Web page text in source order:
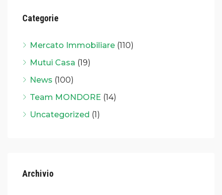
Categorie
Mercato Immobiliare (110)
Mutui Casa (19)
News (100)
Team MONDORE (14)
Uncategorized (1)
Archivio